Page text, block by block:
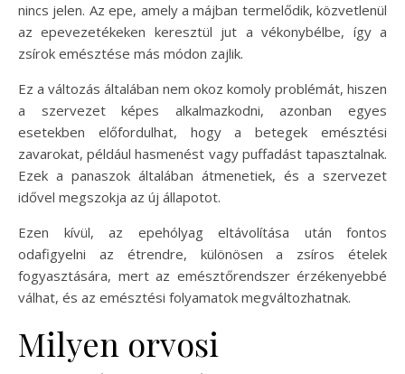
nincs jelen. Az epe, amely a májban termelődik, közvetlenül
az epevezetékeken keresztül jut a vékonybélbe, így a
zsírok emésztése más módon zajlik.
Ez a változás általában nem okoz komoly problémát, hiszen
a szervezet képes alkalmazkodni, azonban egyes
esetekben előfordulhat, hogy a betegek emésztési
zavarokat, például hasmenést vagy puffadást tapasztalnak.
Ezek a panaszok általában átmenetiek, és a szervezet
idővel megszokja az új állapotot.
Ezen kívül, az epehólyag eltávolítása után fontos
odafigyelni az étrendre, különösen a zsíros ételek
fogyasztására, mert az emésztőrendszer érzékenyebbé
válhat, és az emésztési folyamatok megváltozhatnak.
Milyen orvosi